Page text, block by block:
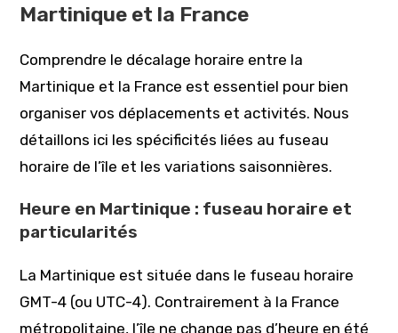
Martinique et la France
Comprendre le décalage horaire entre la
Martinique et la France est essentiel pour bien
organiser vos déplacements et activités. Nous
détaillons ici les spécificités liées au fuseau
horaire de l’île et les variations saisonnières.
Heure en Martinique : fuseau horaire et
particularités
La Martinique est située dans le fuseau horaire
GMT-4 (ou UTC-4). Contrairement à la France
métropolitaine, l’île ne change pas d’heure en été